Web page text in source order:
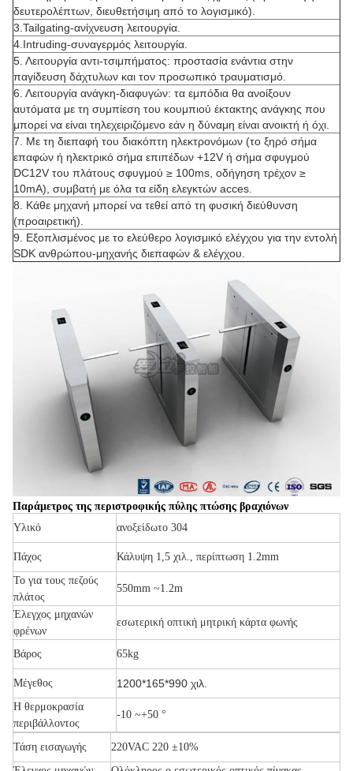
δευτερολέπτων, διευθετήσιμη από το λογισμικό).
3.Tailgating-ανίχνευση λειτουργία.
4.Intruding-συναγερμός λειτουργία.
5. Λειτουργία αντι-τσιμπήματος: προστασία ενάντια στην
παγίδευση δάχτυλων και τον προσωπικό τραυματισμό.
6. Λειτουργία ανάγκη-διαφυγών: τα εμπόδια θα ανοίξουν
αυτόματα με τη συμπίεση του κουμπιού έκτακτης ανάγκης που
μπορεί να είναι τηλεχειριζόμενο εάν η δύναμη είναι ανοικτή ή όχι.
7. Με τη διεπαφή του διακόπτη ηλεκτρονόμων (το ξηρό σήμα
επαφών ή ηλεκτρικό σήμα επιπέδων +12V ή σήμα σφυγμού
DC12V του πλάτους σφυγμού ≥ 100ms, οδήγηση τρέχον ≥
10mA), συμβατή με όλα τα είδη ελεγκτών acces.
8. Κάθε μηχανή μπορεί να τεθεί από τη φυσική διεύθυνση
(προαιρετική).
9. Εξοπλισμένος με το ελεύθερο λογισμικό ελέγχου για την εντολή
SDK ανθρώπου-μηχανής διεπαφών & ελέγχου.
Παράμετρος της περιστροφικής πύλης πτώσης βραχιόνων
Υλικό
ανοξείδωτο 304
Πάχος
Κάλυψη 1,5 χιλ., περίπτωση 1.2mm
Το για τους πεζούς
πλάτος
550mm ~1.2m
Έλεγχος μηχανών
φρένων
εσωτερική οπτική μητρική κάρτα φωνής
Βάρος 65kg
Μέγεθος 1200*165*990 χιλ.
Η θερμοκρασία
περιβάλλοντος
-10 ~+50 °
Τάση εισαγωγής
220VAC 220 ±10%